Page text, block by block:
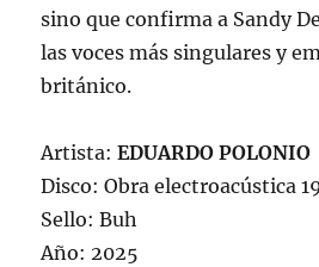
sino que confirma a Sandy
las voces más singulares y
británico.
Artista:EDUARDO POLONIO
Disco: Obra electroacústica
Sello: Buh
Año: 2025